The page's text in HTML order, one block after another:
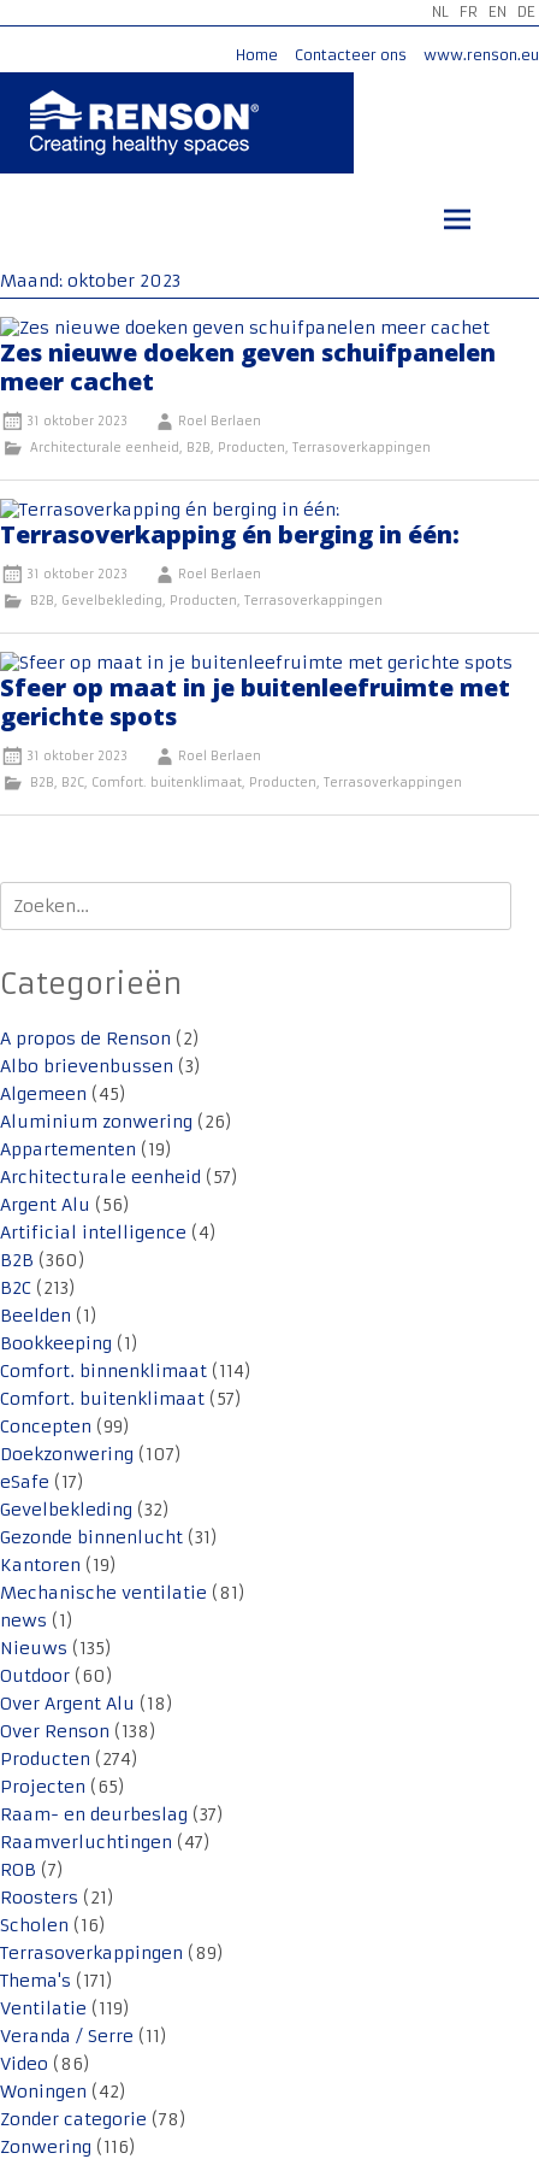
NL FR EN DE
Home Contacteer ons www.renson.eu
Maand: oktober 2023
Zes nieuwe doeken geven schuifpanelen
meer cachet
31 oktober 2023
Roel Berlaen
Architecturale eenheid, B2B, Producten, Terrasoverkappingen
Terrasoverkapping én berging in één:
31 oktober 2023
Roel Berlaen
B2B, Gevelbekleding, Producten, Terrasoverkappingen
Sfeer op maat in je buitenleefruimte met
gerichte spots
31 oktober 2023
Roel Berlaen
B2B, B2C, Comfort. buitenklimaat, Producten, Terrasoverkappingen
Zoeken
naar:
Categorieën
A propos de Renson (2)
Albo brievenbussen (3)
Algemeen (45)
Aluminium zonwering (26)
Appartementen (19)
Architecturale eenheid (57)
Argent Alu (56)
Artificial intelligence (4)
B2B (360)
B2C (213)
Beelden (1)
Bookkeeping (1)
Comfort. binnenklimaat (114)
Comfort. buitenklimaat (57)
Concepten (99)
Doekzonwering (107)
eSafe (17)
Gevelbekleding (32)
Gezonde binnenlucht (31)
Kantoren (19)
Mechanische ventilatie (81)
news (1)
Nieuws (135)
Outdoor (60)
Over Argent Alu (18)
Over Renson (138)
Producten (274)
Projecten (65)
Raam- en deurbeslag (37)
Raamverluchtingen (47)
ROB (7)
Roosters (21)
Scholen (16)
Terrasoverkappingen (89)
Thema's (171)
Ventilatie (119)
Veranda / Serre (11)
Video (86)
Woningen (42)
Zonder categorie (78)
Zonwering (116)